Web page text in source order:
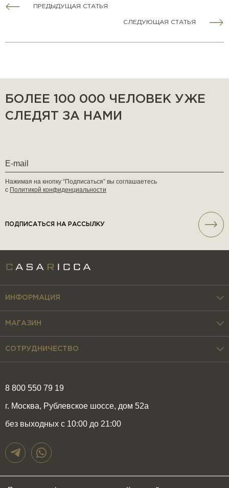
ПРЕДЫДУЩАЯ СТАТЬЯ
СЛЕДУЮЩАЯ СТАТЬЯ
БОЛЕЕ 100 000 ЧЕЛОВЕК УЖЕ
СЛЕДЯТ ЗА НАМИ
Нажимая на кнопку “Подписаться” вы соглашаетесь
с Политикой конфиденциальности
ПОДПИСАТЬСЯ НА РАССЫЛКУ
8 800 550 79 19
г. Москва, Рублевское шоссе, дом 52а
без выходных с 10:00 до 21:00
ИНФОРМАЦИЯ
МАГАЗИН
СОТРУДНИЧЕСТВО